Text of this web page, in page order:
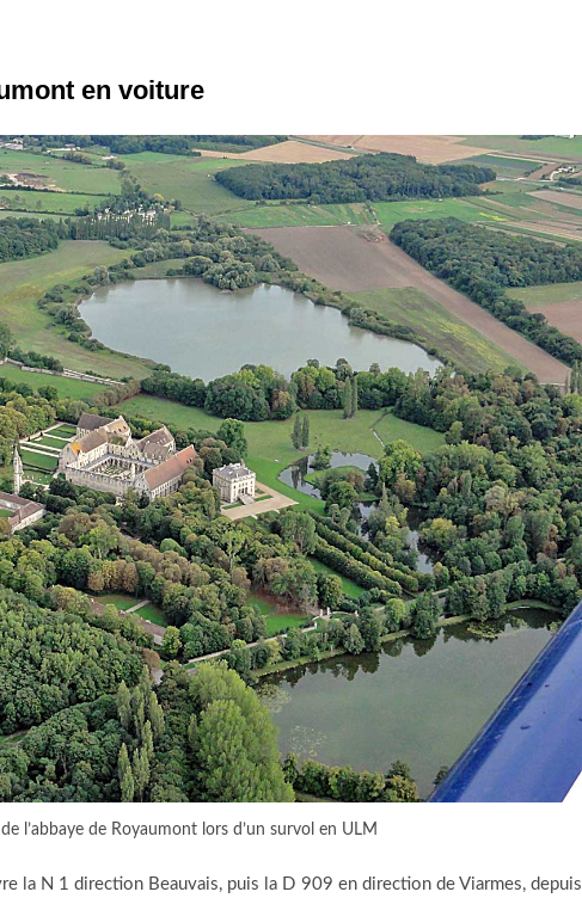
en voiture
l’abbaye de Royaumont lors d’un survol en ULM
la N 1 direction Beauvais, puis la D 909 en direction de Viarmes, depuis